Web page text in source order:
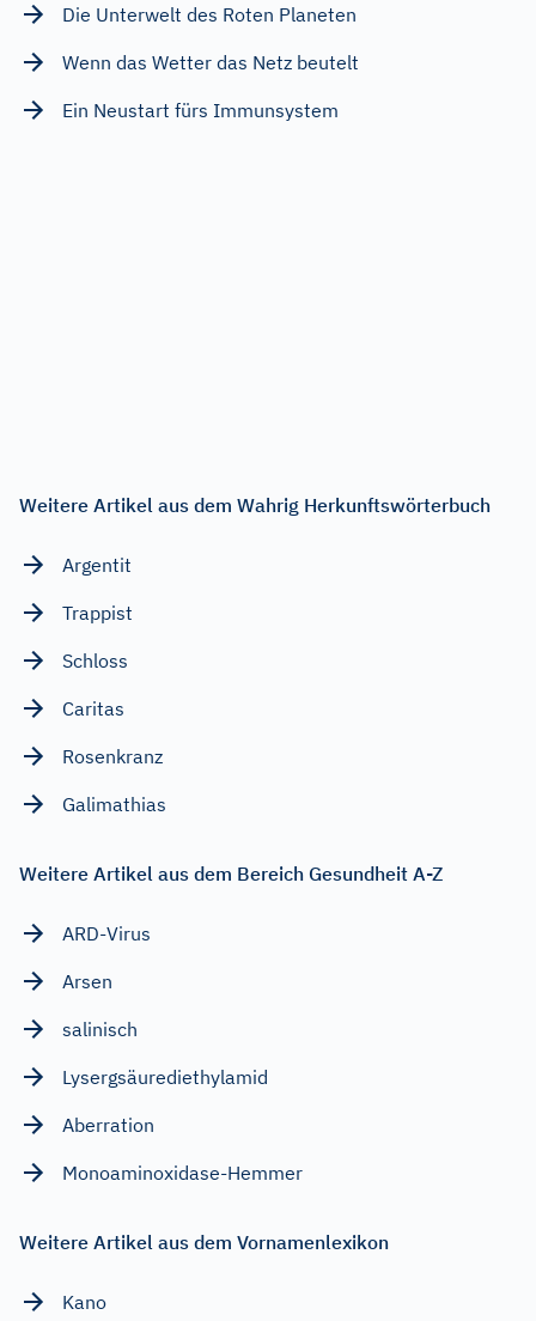
Die Unterwelt des Roten Planeten
Wenn das Wetter das Netz beutelt
Ein Neustart fürs Immunsystem
Weitere Artikel aus dem Wahrig Herkunftswörterbuch
Argentit
Trappist
Schloss
Caritas
Rosenkranz
Galimathias
Weitere Artikel aus dem Bereich Gesundheit A-Z
ARD-Virus
Arsen
salinisch
Lysergsäurediethylamid
Aberration
Monoaminoxidase-Hemmer
Weitere Artikel aus dem Vornamenlexikon
Kano